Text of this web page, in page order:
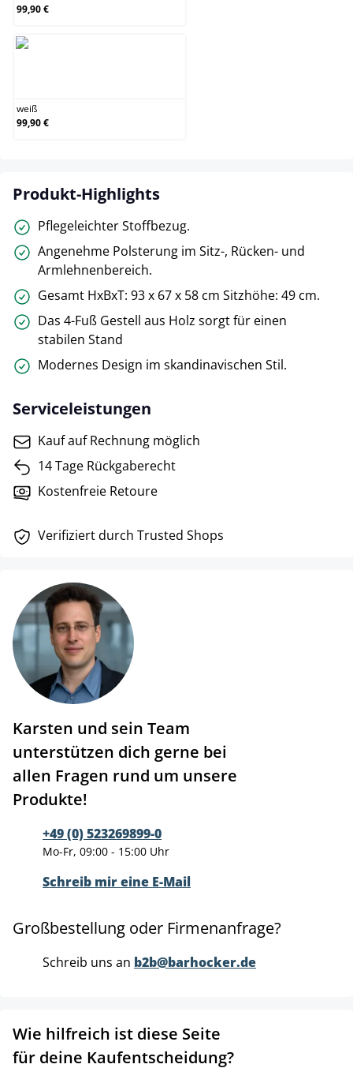
99,90 €
weiß
99,90 €
Produkt-Highlights
Pflegeleichter Stoffbezug.
Angenehme Polsterung im Sitz-, Rücken- und
Armlehnenbereich.
Gesamt HxBxT: 93 x 67 x 58 cm Sitzhöhe: 49 cm.
Das 4-Fuß Gestell aus Holz sorgt für einen
stabilen Stand
Modernes Design im skandinavischen Stil.
Serviceleistungen
Kauf auf Rechnung möglich
14 Tage Rückgaberecht
Kostenfreie Retoure
Verifiziert durch Trusted Shops
Karsten und sein Team
unterstützen dich gerne bei
allen Fragen rund um unsere
Produkte!
+49 (0) 523269899-0
Mo-Fr, 09:00 - 15:00 Uhr
Schreib mir eine E-Mail
Großbestellung oder Firmenanfrage?
Schreib uns an b2b@barhocker.de
Wie hilfreich ist diese Seite
für deine Kaufentscheidung?